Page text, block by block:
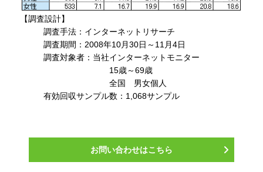
【調査設計】
調査手法：インターネットリサーチ
調査期間：2008年10月30日～11月4日
調査対象者：当社インターネットモニター
15歳～69歳
全国 男女個人
有効回収サンプル数：1,068サンプル
お問い合わせはこちら